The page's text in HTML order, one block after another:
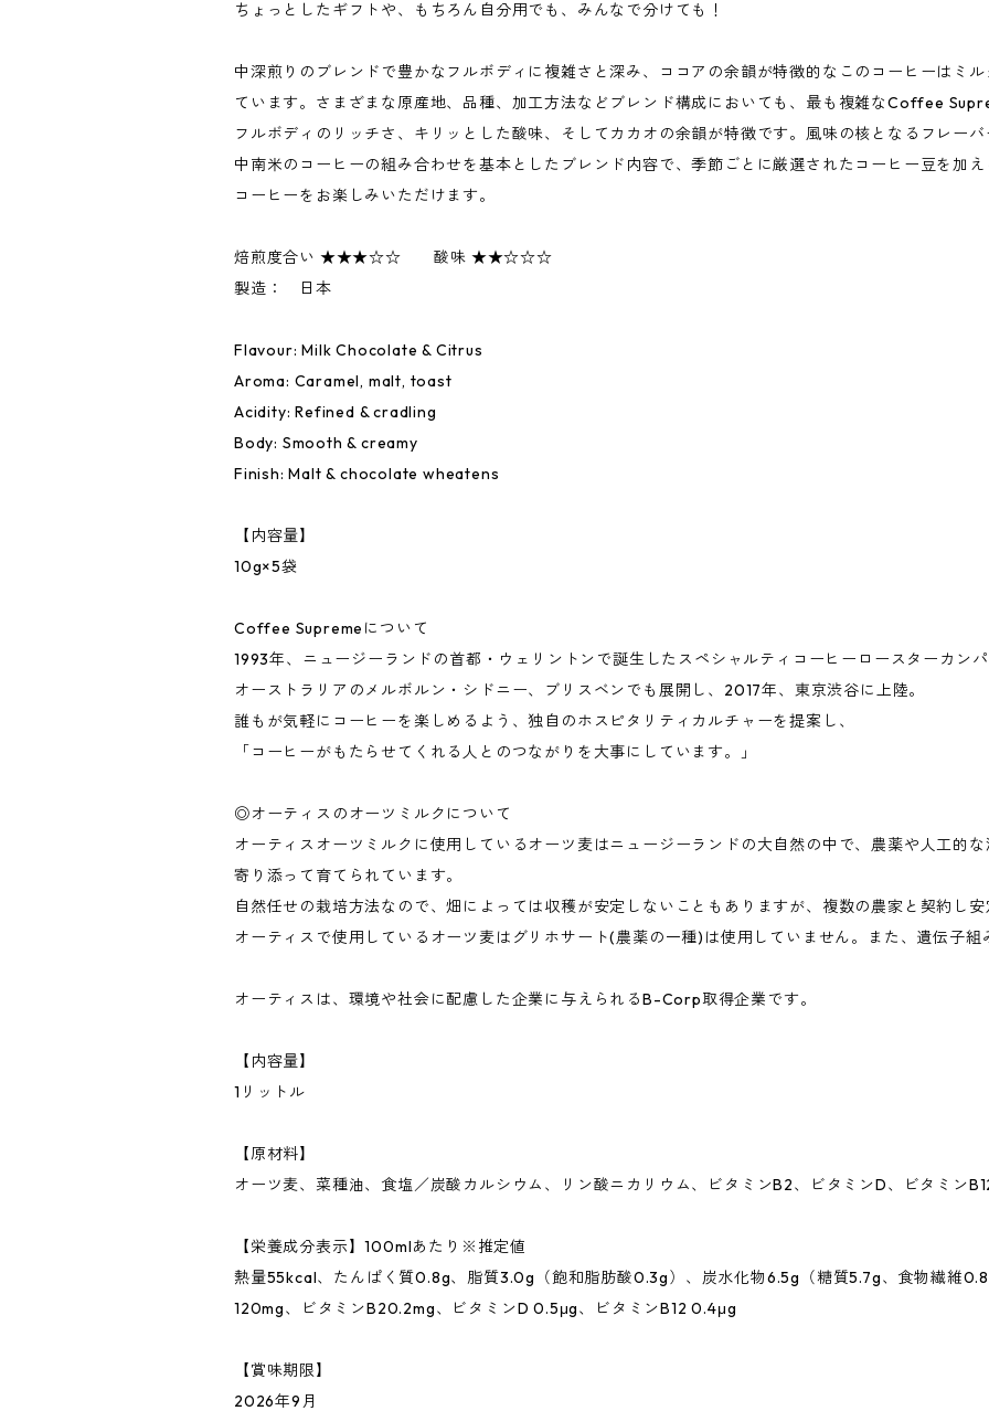
ちょっとしたギフトや、もちろん自分用でも、みんなで分けても！
中深煎りのブレンドで豊かなフルボディに複雑さと深み、ココアの余韻が特徴的なこのコーヒーはミ
ています。さまざまな原産地、品種、加工方法などブレンド構成においても、最も複雑なCoffee
フルボディのリッチさ、キリッとした酸味、そしてカカオの余韻が特徴です。風味の核となるフレー
中南米のコーヒーの組み合わせを基本としたブレンド内容で、季節ごとに厳選されたコーヒー豆を加
コーヒーをお楽しみいただけます。
焙煎度合い ★★★☆☆ 酸味 ★★☆☆☆
製造： 日本
Flavour: Milk Chocolate & Citrus
Aroma: Caramel, malt, toast
Acidity: Refined & cradling
Body: Smooth & creamy
Finish: Malt & chocolate wheatens
【内容量】
10g×5袋
Coffee Supremeについて
1993年、ニュージーランドの首都・ウェリントンで誕生したスペシャルティコーヒーロースターカンパ
オーストラリアのメルボルン・シドニー、ブリスベンでも展開し、2017年、東京渋谷に上陸。
誰もが気軽にコーヒーを楽しめるよう、独自のホスピタリティカルチャーを提案し、
「コーヒーがもたらせてくれる人とのつながりを大事にしています。」
◎オーティスのオーツミルクについて
オーティスオーツミルクに使用しているオーツ麦はニュージーランドの大自然の中で、農薬や人工的
寄り添って育てられています。
自然任せの栽培方法なので、畑によっては収穫が安定しないこともありますが、複数の農家と契約し安
オーティスで使用しているオーツ麦はグリホサート(農薬の一種)は使用していません。また、遺伝子組
オーティスは、環境や社会に配慮した企業に与えられるB-Corp取得企業です。
【内容量】
1リットル
【原材料】
オーツ麦、菜種油、食塩／炭酸カルシウム、リン酸ニカリウム、ビタミンB2、ビタミンD、ビタミン
【栄養成分表示】100mlあたり※推定値
熱量55kcal、たんぱく質0.8g、脂質3.0g（飽和脂肪酸0.3g）、炭水化物6.5g（糖質5.7g、食物繊維
120mg、ビタミンB20.2mg、ビタミンD 0.5μg、ビタミンB12 0.4μg
【賞味期限】
2026年9月